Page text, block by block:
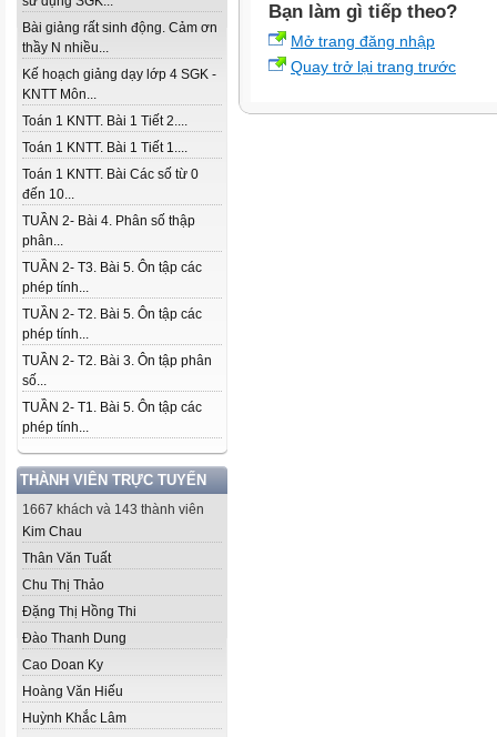
Bài giảng rất sinh động. Cảm ơn
thầy N nhiều...
Kế hoạch giảng dạy lớp 4 SGK -
KNTT Môn...
Toán 1 KNTT. Bài 1 Tiết 2....
Toán 1 KNTT. Bài 1 Tiết 1....
Toán 1 KNTT. Bài Các số từ 0
đến 10...
TUẦN 2- Bài 4. Phân số thập
phân...
TUẦN 2- T3. Bài 5. Ôn tập các
phép tính...
TUẦN 2- T2. Bài 5. Ôn tập các
phép tính...
TUẦN 2- T2. Bài 3. Ôn tập phân
số...
TUẦN 2- T1. Bài 5. Ôn tập các
phép tính...
THÀNH VIÊN TRỰC TUYẾN
1667 khách và 143 thành viên
Kim Chau
Thân Văn Tuất
Chu Thị Thảo
Đặng Thị Hồng Thi
Đào Thanh Dung
Cao Doan Ky
Hoàng Văn Hiếu
Huỳnh Khắc Lâm
Bạn làm gì tiếp theo?
Mở trang đăng nhập
Quay trở lại trang trước